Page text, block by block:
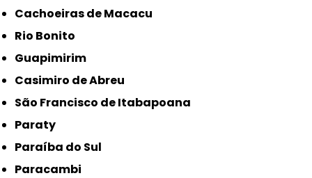
Cachoeiras de Macacu
Rio Bonito
Guapimirim
Casimiro de Abreu
São Francisco de Itabapoana
Paraty
Paraíba do Sul
Paracambi